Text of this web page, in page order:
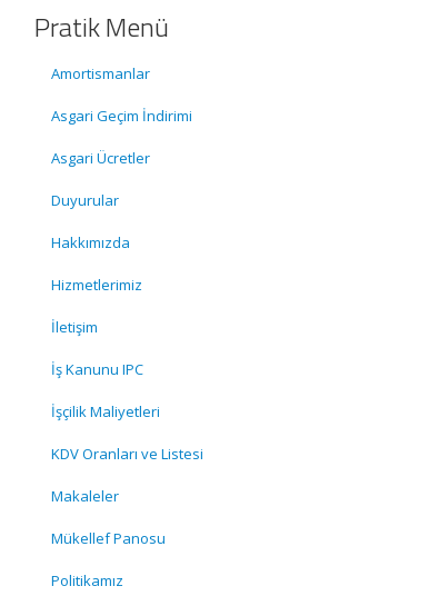
Pratik Menü
Amortismanlar
Asgari Geçim İndirimi
Asgari Ücretler
Duyurular
Hakkımızda
Hizmetlerimiz
İletişim
İş Kanunu IPC
İşçilik Maliyetleri
KDV Oranları ve Listesi
Makaleler
Mükellef Panosu
Politikamız